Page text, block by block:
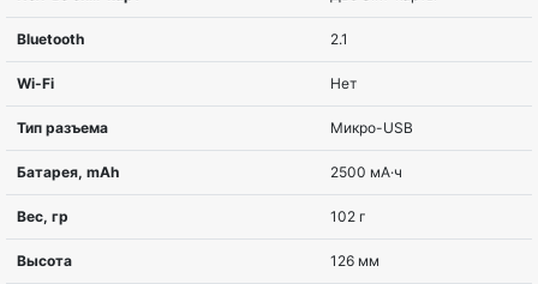
Цвет